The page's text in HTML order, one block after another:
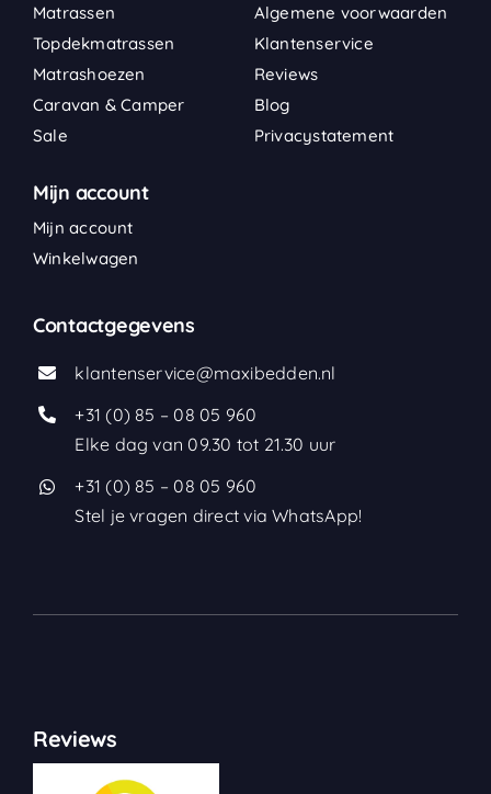
Matrassen
Topdekmatrassen
Matrashoezen
Caravan & Camper
Sale
Algemene voorwaarden
Klantenservice
Reviews
Blog
Privacystatement
Mijn account
Mijn account
Winkelwagen
Contactgegevens
klantenservice@maxibedden.nl
+31 (0) 85 – 08 05 960
Elke dag van 09.30 tot 21.30 uur
+31 (0) 85 – 08 05 960
Stel je vragen direct via WhatsApp!
Reviews